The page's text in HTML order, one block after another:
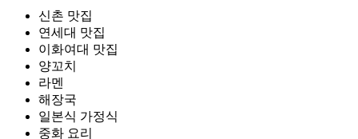
신촌 맛집
연세대 맛집
이화여대 맛집
양꼬치
라멘
해장국
일본식 가정식
중화 요리